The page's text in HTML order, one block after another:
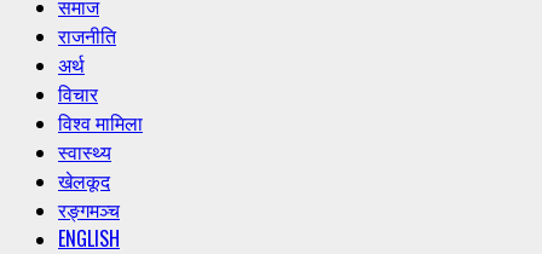
Menu
समाज
राजनीति
अर्थ
विचार
विश्व मामिला
स्वास्थ्य
खेलकूद
रङ्गमञ्च
ENGLISH